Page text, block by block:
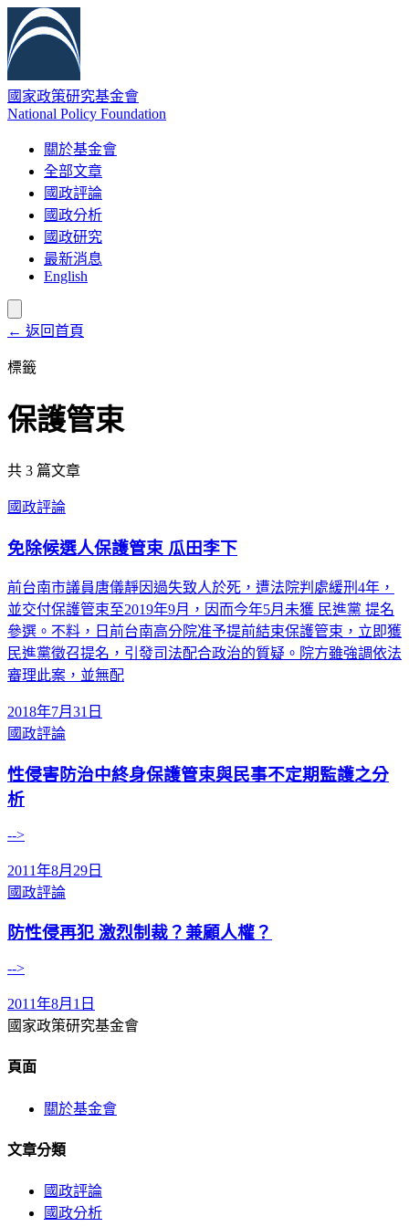
國家政策研究基金會
National Policy Foundation
關於基金會
全部文章
國政評論
國政分析
國政研究
最新消息
English
← 返回首頁
標籤
保護管束
共 3 篇文章
國政評論
免除候選人保護管束 瓜田李下
前台南市議員唐儀靜因過失致人於死，遭法院判處緩刑4年，
並交付保護管束至2019年9月，因而今年5月未獲 民進黨 提名
參選。不料，日前台南高分院准予提前結束保護管束，立即獲
民進黨徵召提名，引發司法配合政治的質疑。院方雖強調依法
審理此案，並無配
2018年7月31日
國政評論
性侵害防治中終身保護管束與民事不定期監護之分
析
-->
2011年8月29日
國政評論
防性侵再犯 激烈制裁？兼顧人權？
-->
2011年8月1日
國家政策研究基金會
頁面
關於基金會
文章分類
國政評論
國政分析